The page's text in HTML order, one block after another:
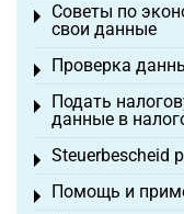
Советы по
свои данные
Toggle menu
Проверка
Toggle menu
Подать
данные в
Toggle menu
Steuerbescheid
Toggle menu
Помощь и
Toggle menu